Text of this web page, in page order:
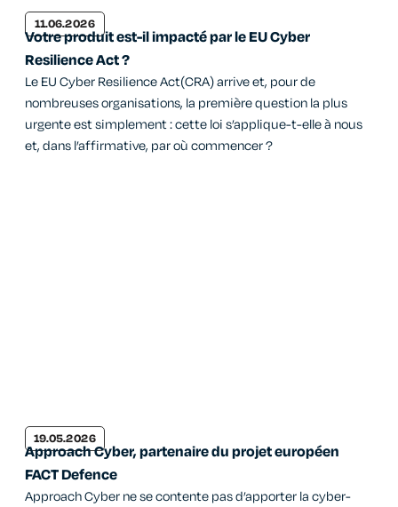
11.06.2026
Votre produit est-il impacté par le EU Cyber
Resilience Act ?
Le EU Cyber Resilience Act(CRA) arrive et, pour de
nombreuses organisations, la première question la plus
urgente est simplement : cette loi s’applique-t-elle à nous
et, dans l’affirmative, par où commencer ?
19.05.2026
Approach Cyber, partenaire du projet européen
FACT Defence
Approach Cyber ne se contente pas d’apporter la cyber-